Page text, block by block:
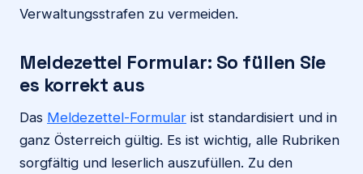
Verwaltungsstrafen zu vermeiden.
Meldezettel Formular: So füllen Sie
es korrekt aus
Das Meldezettel-Formular ist standardisiert und in
ganz Österreich gültig. Es ist wichtig, alle Rubriken
sorgfältig und leserlich auszufüllen. Zu den